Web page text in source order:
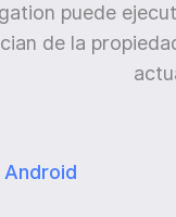
puede
de la